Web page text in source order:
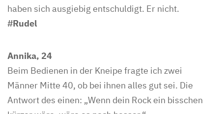
haben sich ausgiebig entschuldigt. Er nicht.
#Rudel
Annika, 24
Beim Bedienen in der Kneipe fragte ich zwei
Männer Mitte 40, ob bei ihnen alles gut sei. Die
Antwort des einen: „Wenn dein Rock ein bisschen